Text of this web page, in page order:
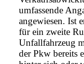
umfassende
angewiesen. Ist
für ein zweite
Unfallfahrzeug
der Pkw bereits